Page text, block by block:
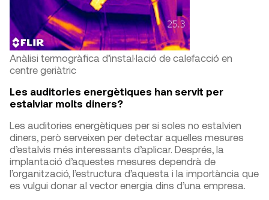
Anàlisi termogràfica d’instal·lació de calefacció en
centre geriàtric
Les auditories energètiques han servit per
estalviar molts diners?
Les auditories energètiques per si soles no estalvien
diners, però serveixen per detectar aquelles mesures
d’estalvis més interessants d’aplicar. Després, la
implantació d’aquestes mesures dependrà de
l’organització, l’estructura d’aquesta i la importància que
es vulgui donar al vector energia dins d’una empresa.